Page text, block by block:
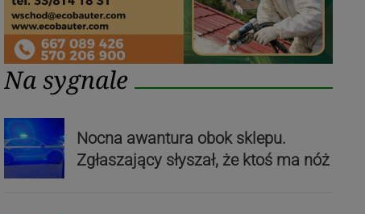
Na sygnale
Nocna awantura obok sklepu.
Zgłaszający słyszał, że ktoś ma nóż